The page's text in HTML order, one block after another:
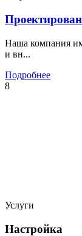
Наша компания
и вн...
Подробнее
8
Услуги
Настройка